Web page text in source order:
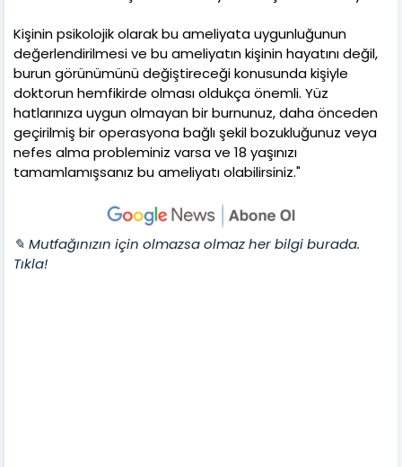
Kişinin psikolojik olarak bu ameliyata uygunluğunun
değerlendirilmesi ve bu ameliyatın kişinin hayatını değil,
burun görünümünü değiştireceği konusunda kişiyle
doktorun hemfikirde olması oldukça önemli. Yüz
hatlarınıza uygun olmayan bir burnunuz, daha önceden
geçirilmiş bir operasyona bağlı şekil bozukluğunuz veya
nefes alma probleminiz varsa ve 18 yaşınızı
tamamlamışsanız bu ameliyatı olabilirsiniz."
✎ Mutfağınızın için olmazsa olmaz her bilgi burada.
Tıkla!